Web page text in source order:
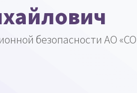
безопасности АО